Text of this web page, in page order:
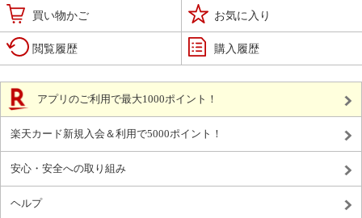
買い物かご お気に入り
閲覧履歴 購入履歴
アプリのご利用で最大1000ポイント！
楽天カード新規入会＆利用で5000ポイント！
安心・安全への取り組み
ヘルプ